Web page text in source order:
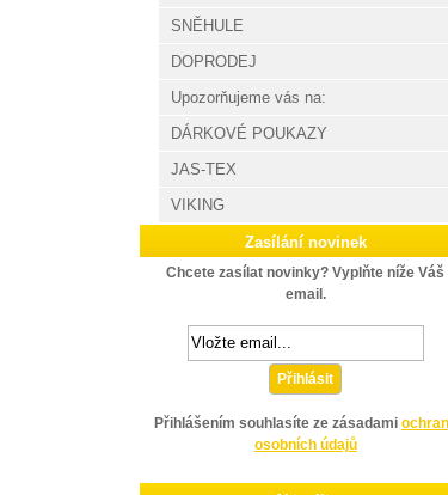
SNĚHULE
DOPRODEJ
Upozorňujeme vás na:
DÁRKOVÉ POUKAZY
JAS-TEX
VIKING
Zasílání novinek
Chcete zasílat novinky? Vyplňte níže Váš
email.
Přihlásit
Přihlášením souhlasíte ze zásadami
osobních údajů